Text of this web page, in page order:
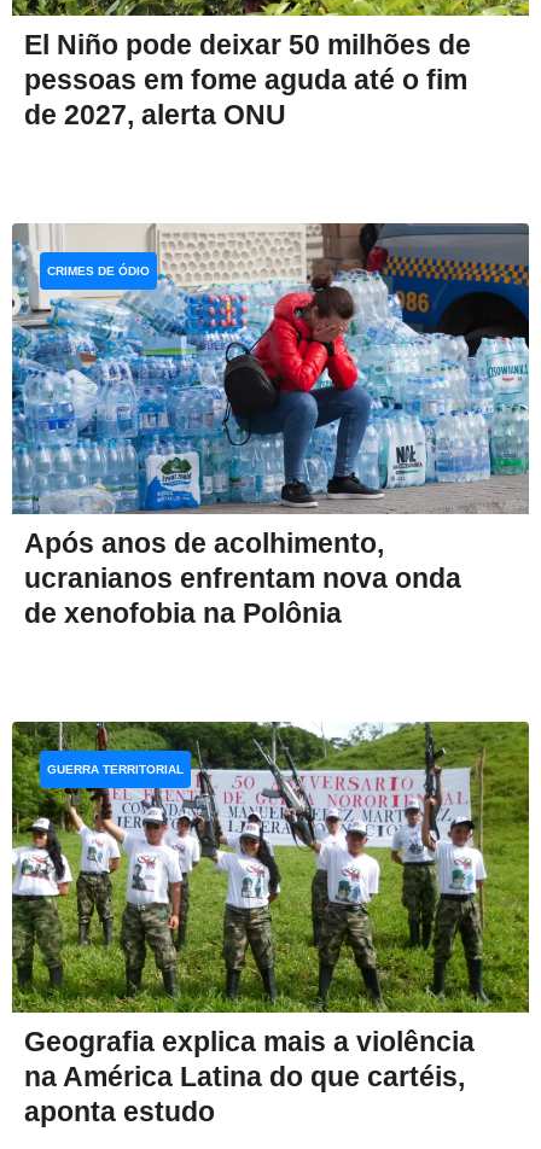
El Niño pode deixar 50 milhões de
pessoas em fome aguda até o fim
de 2027, alerta ONU
Após anos de acolhimento,
ucranianos enfrentam nova onda
de xenofobia na Polônia
CRIMES DE ÓDIO
Geografia explica mais a violência
na América Latina do que cartéis,
aponta estudo
GUERRA TERRITORIAL